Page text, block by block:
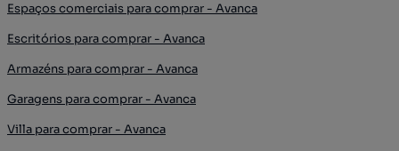
Espaços comerciais para comprar - Avanca
Escritórios para comprar - Avanca
Armazéns para comprar - Avanca
Garagens para comprar - Avanca
Villa para comprar - Avanca